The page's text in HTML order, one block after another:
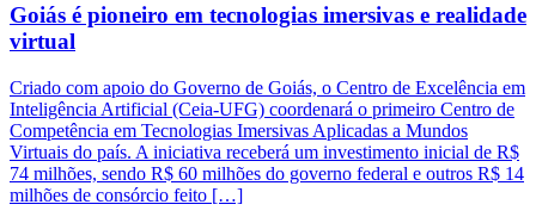
Goiás é pioneiro em tecnologias imersivas e realidade
virtual
Criado com apoio do Governo de Goiás, o Centro de Excelência em
Inteligência Artificial (Ceia-UFG) coordenará o primeiro Centro de
Competência em Tecnologias Imersivas Aplicadas a Mundos
Virtuais do país. A iniciativa receberá um investimento inicial de R$
74 milhões, sendo R$ 60 milhões do governo federal e outros R$ 14
milhões de consórcio feito […]